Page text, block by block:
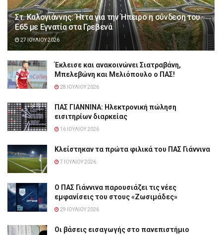
Στ. Καλογιάννης: Ήττα για την Ήπειρο η σύνδεση του
Ε65 με Εγνατία στα Γρεβενά
27 ΙΟΥΛΊΟΥ 2026
Έκλεισε και ανακοινώνει Σιατραβάνη,
Μπελεβώνη και Μελιόπουλο ο ΠΑΣ!
28 ΙΟΥΛΊΟΥ 2026
ΠΑΣ ΓΙΑΝΝΙΝΑ: Hλεκτρονική πώληση
εισιτηρίων διαρκείας
16 ΙΟΥΛΊΟΥ 2026
Κλείστηκαν τα πρώτα φιλικά του ΠΑΣ Γιάννινα
7 ΙΟΥΛΊΟΥ 2026
Ο ΠΑΣ Γιάννινα παρουσιάζει τις νέες
εμφανίσεις του στους «Ζωσιμάδες»
29 ΙΟΥΛΊΟΥ 2026
Οι βάσεις εισαγωγής στο πανεπιστήμιο